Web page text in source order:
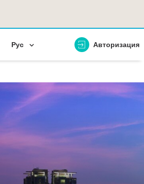
Рус Авторизация